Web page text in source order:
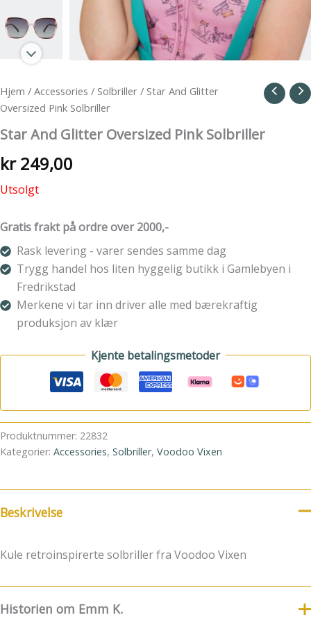
Hjem / Accessories / Solbriller / Star And Glitter
Oversized Pink Solbriller
Star And Glitter Oversized Pink Solbriller
kr249,00
Utsolgt
Gratis frakt på ordre over 2000,-
Rask levering - varer sendes samme dag
Trygg handel hos liten hyggelig butikk i Gamlebyen i
Fredrikstad
Merkene vi tar inn driver alle med bærekraftig
produksjon av klær
Kjente betalingsmetoder
Produktnummer: 22832
Kategorier: Accessories, Solbriller, Voodoo Vixen
Beskrivelse
Kule retroinspirerte solbriller fra Voodoo Vixen
Historien om Emm K.